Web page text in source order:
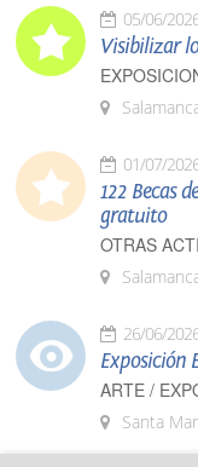
05/06/
Visibilizar
01/07/
122 Becas
gratuito
OTRAS
26/06/
Exposición
ARTE /
Santa